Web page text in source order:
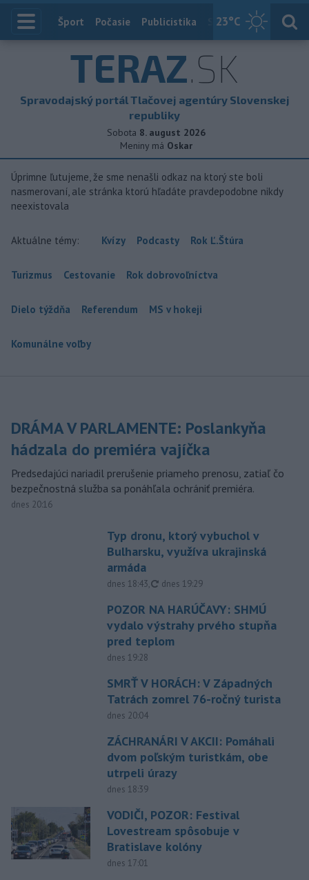
23°C
Index
Šport Počasie Publicistika Slovensko
TERAZ.SK
Spravodajský portál Tlačovej agentúry Slovenskej
republiky
Sobota 8. august 2026
Meniny má Oskar
Úprimne ľutujeme, že sme nenašli odkaz na ktorý ste boli
nasmerovaní, ale stránka ktorú hľadáte pravdepodobne nikdy
neexistovala
Aktuálne témy: Kvízy Podcasty Rok Ľ.Štúra
Turizmus Cestovanie Rok dobrovoľníctva
Dielo týždňa Referendum MS v hokeji
Komunálne voľby
DRÁMA V PARLAMENTE: Poslankyňa
hádzala do premiéra vajíčka
Predsedajúci nariadil prerušenie priameho prenosu, zatiaľ čo
bezpečnostná služba sa ponáhľala ochrániť premiéra.
dnes 20:16
Typ dronu, ktorý vybuchol v
Bulharsku, využíva ukrajinská
armáda
dnes 18:43, aktualizované
dnes 19:29
POZOR NA HARÚČAVY: SHMÚ
vydalo výstrahy prvého stupňa
pred teplom
dnes 19:28
SMRŤ V HORÁCH: V Západných
Tatrách zomrel 76-ročný turista
dnes 20:04
ZÁCHRANÁRI V AKCII: Pomáhali
dvom poľským turistkám, obe
utrpeli úrazy
dnes 18:39
VODIČI, POZOR: Festival
Lovestream spôsobuje v
Bratislave kolóny
dnes 17:01